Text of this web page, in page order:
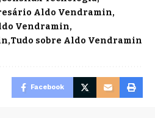
Aldo Vendramin
Vendramin
Tudo sobre Aldo Vendramin
Facebook